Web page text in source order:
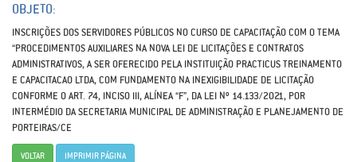
OBJETO:
INSCRIÇÕES DOS SERVIDORES PÚBLICOS NO CURSO DE CAPACITAÇÃO COM O TEMA
“PROCEDIMENTOS AUXILIARES NA NOVA LEI DE LICITAÇÕES E CONTRATOS
ADMINISTRATIVOS, A SER OFERECIDO PELA INSTITUIÇÃO PRACTICUS TREINAMENTO
E CAPACITACAO LTDA, COM FUNDAMENTO NA INEXIGIBILIDADE DE LICITAÇÃO
CONFORME O ART. 74, INCISO III, ALÍNEA “F”, DA LEI Nº 14.133/2021, POR
INTERMÉDIO DA SECRETARIA MUNICIPAL DE ADMINISTRAÇÃO E PLANEJAMENTO DE
PORTEIRAS/CE
VOLTAR IMPRIMIR PÁGINA